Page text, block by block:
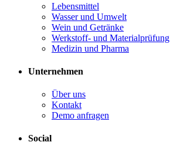
Lebensmittel
Wasser und Umwelt
Wein und Getränke
Werkstoff- und Materialprüfung
Medizin und Pharma
Unternehmen
Über uns
Kontakt
Demo anfragen
Social